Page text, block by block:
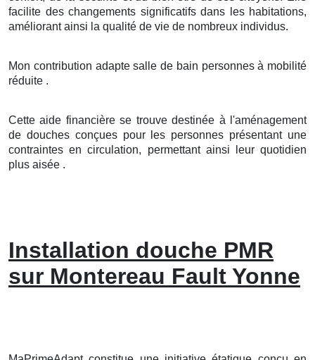
facilite des changements significatifs dans les habitations,
améliorant ainsi la qualité de vie de nombreux individus.
Mon contribution adapte salle de bain personnes à mobilité
réduite .
Cette aide financière se trouve destinée à l'aménagement
de douches conçues pour les personnes présentant une
contraintes en circulation, permettant ainsi leur quotidien
plus aisée .
Installation douche PMR
sur Montereau Fault Yonne